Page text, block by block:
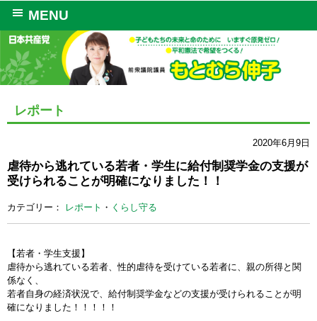
MENU
レポート
2020年6月9日
虐待から逃れている若者・学生に給付制奨学金の支援が
受けられることが明確になりました！！
カテゴリー： レポート ・ くらし守る
【若者・学生支援】
虐待から逃れている若者、性的虐待を受けている若者に、親の所得と関
係なく、
若者自身の経済状況で、給付制奨学金などの支援が受けられることが明
確になりました！！！！！